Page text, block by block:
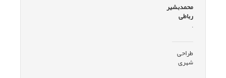
محمدبشیر
رباطی
.
طراحی
شهری